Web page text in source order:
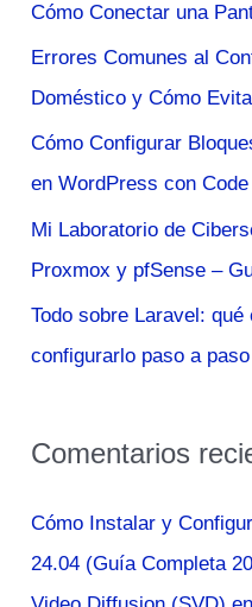
Ejercicio
Militar
p
o
r
:
Cómo Conectar una
Errores Comunes al
Doméstico y Cómo
Cómo Configurar
en WordPress con
Mi Laboratorio de
Proxmox y pfSense –
Todo sobre Laravel:
configurarlo paso a paso
Comentarios
Cómo Instalar y
24.04 (Guía Completa